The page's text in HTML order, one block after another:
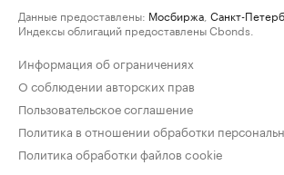
Данные предоставлены: Мосбиржа Санкт-
Индексы облигаций предоставлены Cbonds.
Информация об ограничениях
О соблюдении авторских прав
Пользовательское соглашение
Политика в отношении обработки
Политика обработки файлов cookie